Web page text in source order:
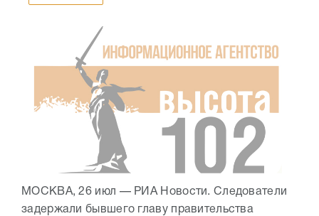
МОСКВА, 26 июл — РИА Новости. Следователи
задержали бывшего главу правительства